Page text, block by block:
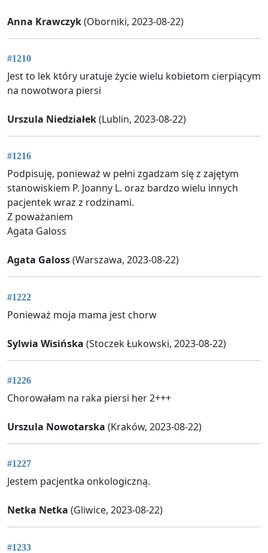
Anna Krawczyk(Oborniki, 2023-08-22)
#1210
Jest to lek który uratuje życie wielu kobietom cierpiącym
na nowotwora piersi
Urszula Niedziałek(Lublin, 2023-08-22)
#1216
Podpisuję, ponieważ w pełni zgadzam się z zajętym
stanowiskiem P. Joanny L. oraz bardzo wielu innych
pacjentek wraz z rodzinami.
Z poważaniem
Agata Galoss
Agata Galoss(Warszawa, 2023-08-22)
#1222
Ponieważ moja mama jest chorw
Sylwia Wisińska (Stoczek Łukowski, 2023-08-22)
#1226
Chorowałam na raka piersi her 2+++
Urszula Nowotarska (Kraków, 2023-08-22)
#1227
Jestem pacjentka onkologiczną.
Netka Netka (Gliwice, 2023-08-22)
#1233